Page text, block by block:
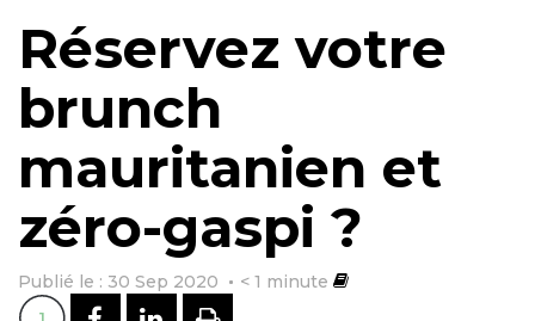
Réservez votre
brunch
mauritanien et
zéro-gaspi ?
Publié le : 30 Sep 2020 < 1 minute
PARTAGER SUR FACEBOOK
PARTAGER SUR
IMPRIMER